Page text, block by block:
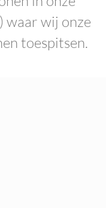
waar wij onze
toespitsen.